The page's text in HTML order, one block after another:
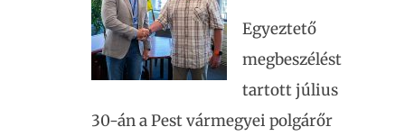
Egyeztető
megbeszélést
tartott július
30-án a Pest vármegyei polgárőr